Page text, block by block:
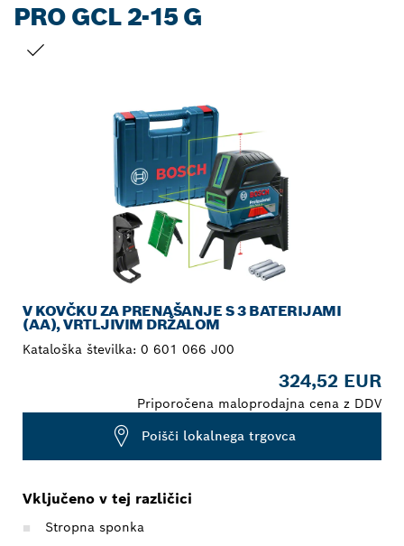
PRO GCL 2-15 G
V KOVČKU ZA PRENAŠANJE S 3 BATERIJAMI
(AA), VRTLJIVIM DRŽALOM
Kataloška številka: 0 601 066 J00
324,52 EUR
Priporočena maloprodajna cena z DDV
Poišči lokalnega trgovca
Vključeno v tej različici
Stropna sponka